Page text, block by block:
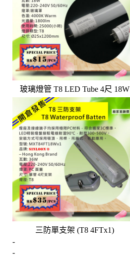
玻璃燈管 T8 LED Tube 4尺 18W
三防單支架 (T8 4FTx1)
-
-